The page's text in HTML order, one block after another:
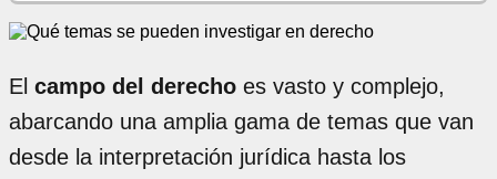
El campo del derecho es vasto y complejo,
abarcando una amplia gama de temas que van
desde la interpretación jurídica hasta los